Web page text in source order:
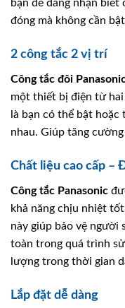
bạn dễ dàng nhận
đóng mà không cần
2 công tắc 2 vị trí
Công tắc đôi
một thiết bị điện từ
là bạn có thể bật
nhau. Giúp tăng
Chất liệu cao cấp –
Công tắc Panasonic
khả năng chịu nhiệt
này giúp bảo vệ người
toàn trong quá trình
lượng trong thời gian
Lắp đặt dễ dàng